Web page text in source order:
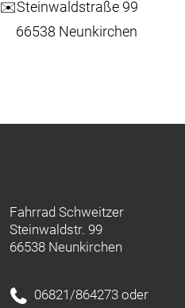
✉️Steinwaldstraße 99
66538 Neunkirchen
Fahrrad Schweitzer
Steinwaldstr. 99
66538 Neunkirchen
06821/864273 oder